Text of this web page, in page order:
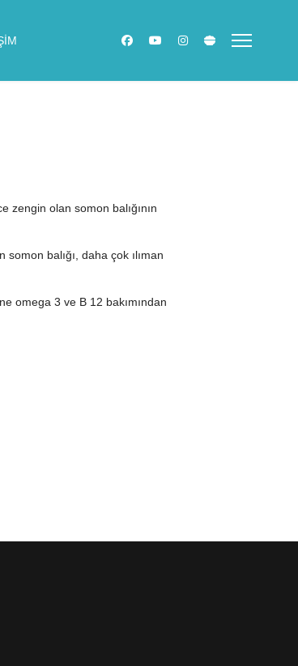
olan somon balığının
balığı, daha çok ılıman
omega 3 ve B 12 bakımından